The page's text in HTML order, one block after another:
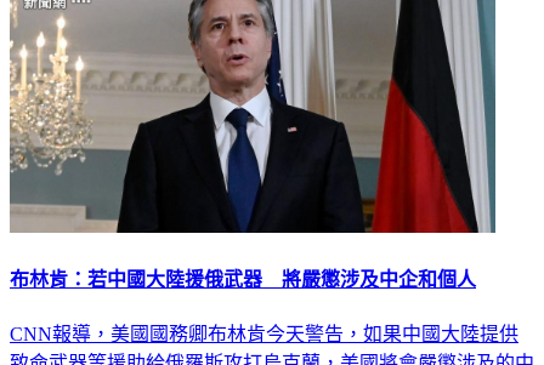
布林肯：若中國大陸援俄武器 將嚴懲涉及中企和個人
CNN報導，美國國務卿布林肯今天警告，如果中國大陸提供